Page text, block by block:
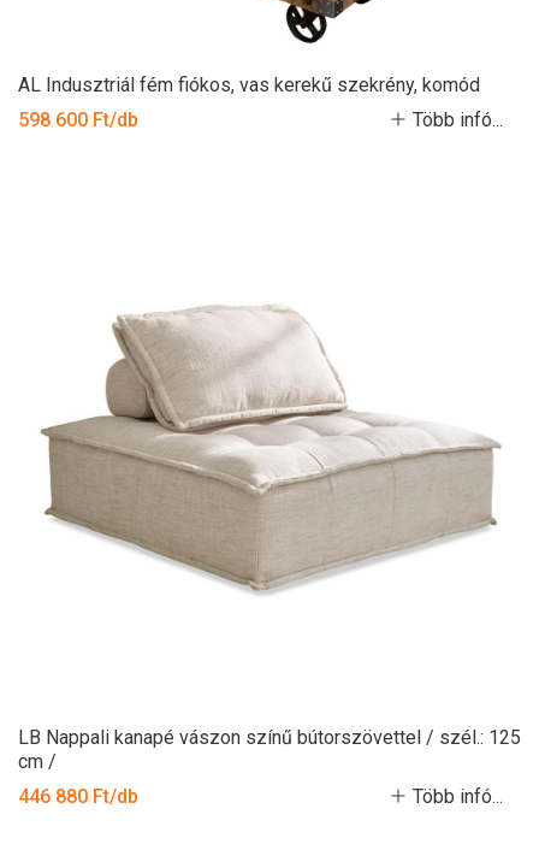
AL Indusztriál fém fiókos, vas kerekű szekrény, komód
598 600 Ft/db
Több infó...
LB Nappali kanapé vászon színű bútorszövettel / szél.: 125
cm /
446 880 Ft/db
Több infó...